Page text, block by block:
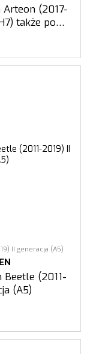
Arteon (2017-
także po
II generacja (A5)
Beetle (2011-
(A5)